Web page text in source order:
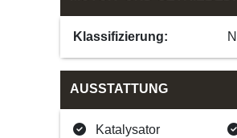
Klassifizierung:
AUSSTATTUNG
Katalysator